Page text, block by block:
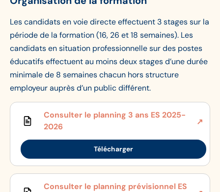
Les candidats en voie directe effectuent 3 stages sur la
période de la formation (16, 26 et 18 semaines). Les
candidats en situation professionnelle sur des postes
éducatifs effectuent au moins deux stages d’une durée
minimale de 8 semaines chacun hors structure
employeur auprès d’un public différent.
Consulter le planning 3 ans ES 2025-
2026
Télécharger
Consulter le planning prévisionnel ES